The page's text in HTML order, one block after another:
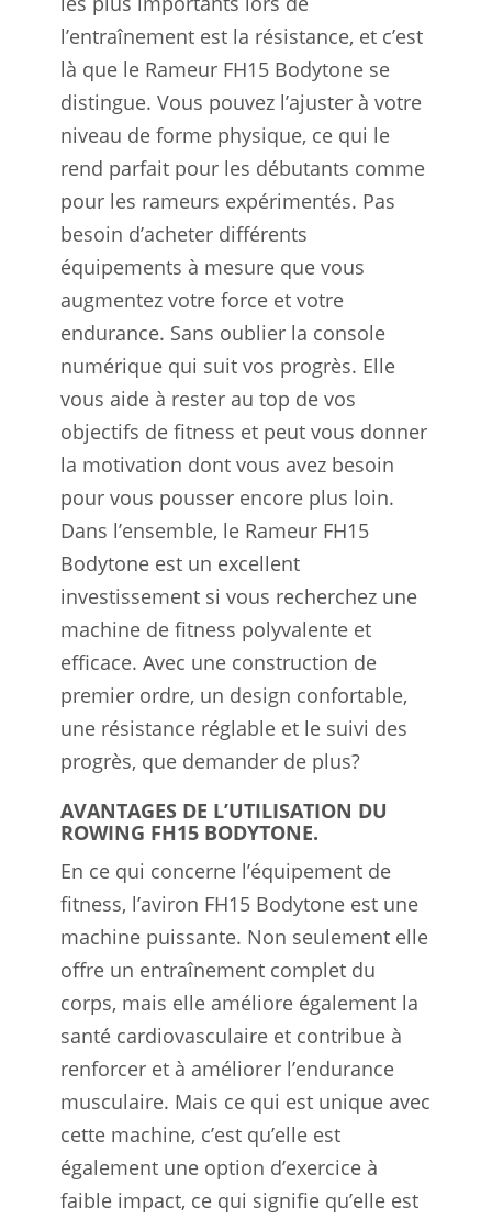
l’entraînement est la résistance, et c’est
là que le Rameur FH15 Bodytone se
distingue. Vous pouvez l’ajuster à votre
niveau de forme physique, ce qui le
rend parfait pour les débutants comme
pour les rameurs expérimentés. Pas
besoin d’acheter différents
équipements à mesure que vous
augmentez votre force et votre
endurance. Sans oublier la console
numérique qui suit vos progrès. Elle
vous aide à rester au top de vos
objectifs de fitness et peut vous donner
la motivation dont vous avez besoin
pour vous pousser encore plus loin.
Dans l’ensemble, le Rameur FH15
Bodytone est un excellent
investissement si vous recherchez une
machine de fitness polyvalente et
efficace. Avec une construction de
premier ordre, un design confortable,
une résistance réglable et le suivi des
progrès, que demander de plus?
AVANTAGES DE L’UTILISATION DU
ROWING FH15 BODYTONE.
En ce qui concerne l’équipement de
fitness, l’aviron FH15 Bodytone est une
machine puissante. Non seulement elle
offre un entraînement complet du
corps, mais elle améliore également la
santé cardiovasculaire et contribue à
renforcer et à améliorer l’endurance
musculaire. Mais ce qui est unique avec
cette machine, c’est qu’elle est
également une option d’exercice à
faible impact, ce qui signifie qu’elle est